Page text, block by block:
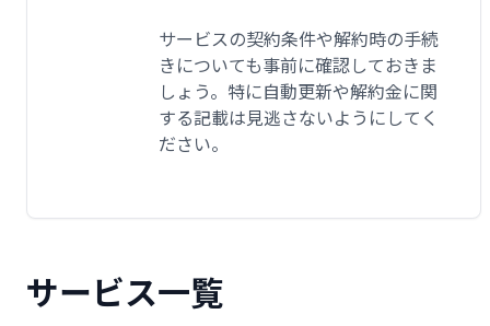
サービスの契約条件や解約時の手続
きについても事前に確認しておきま
しょう。特に自動更新や解約金に関
する記載は見逃さないようにしてく
ださい。
サービス一覧